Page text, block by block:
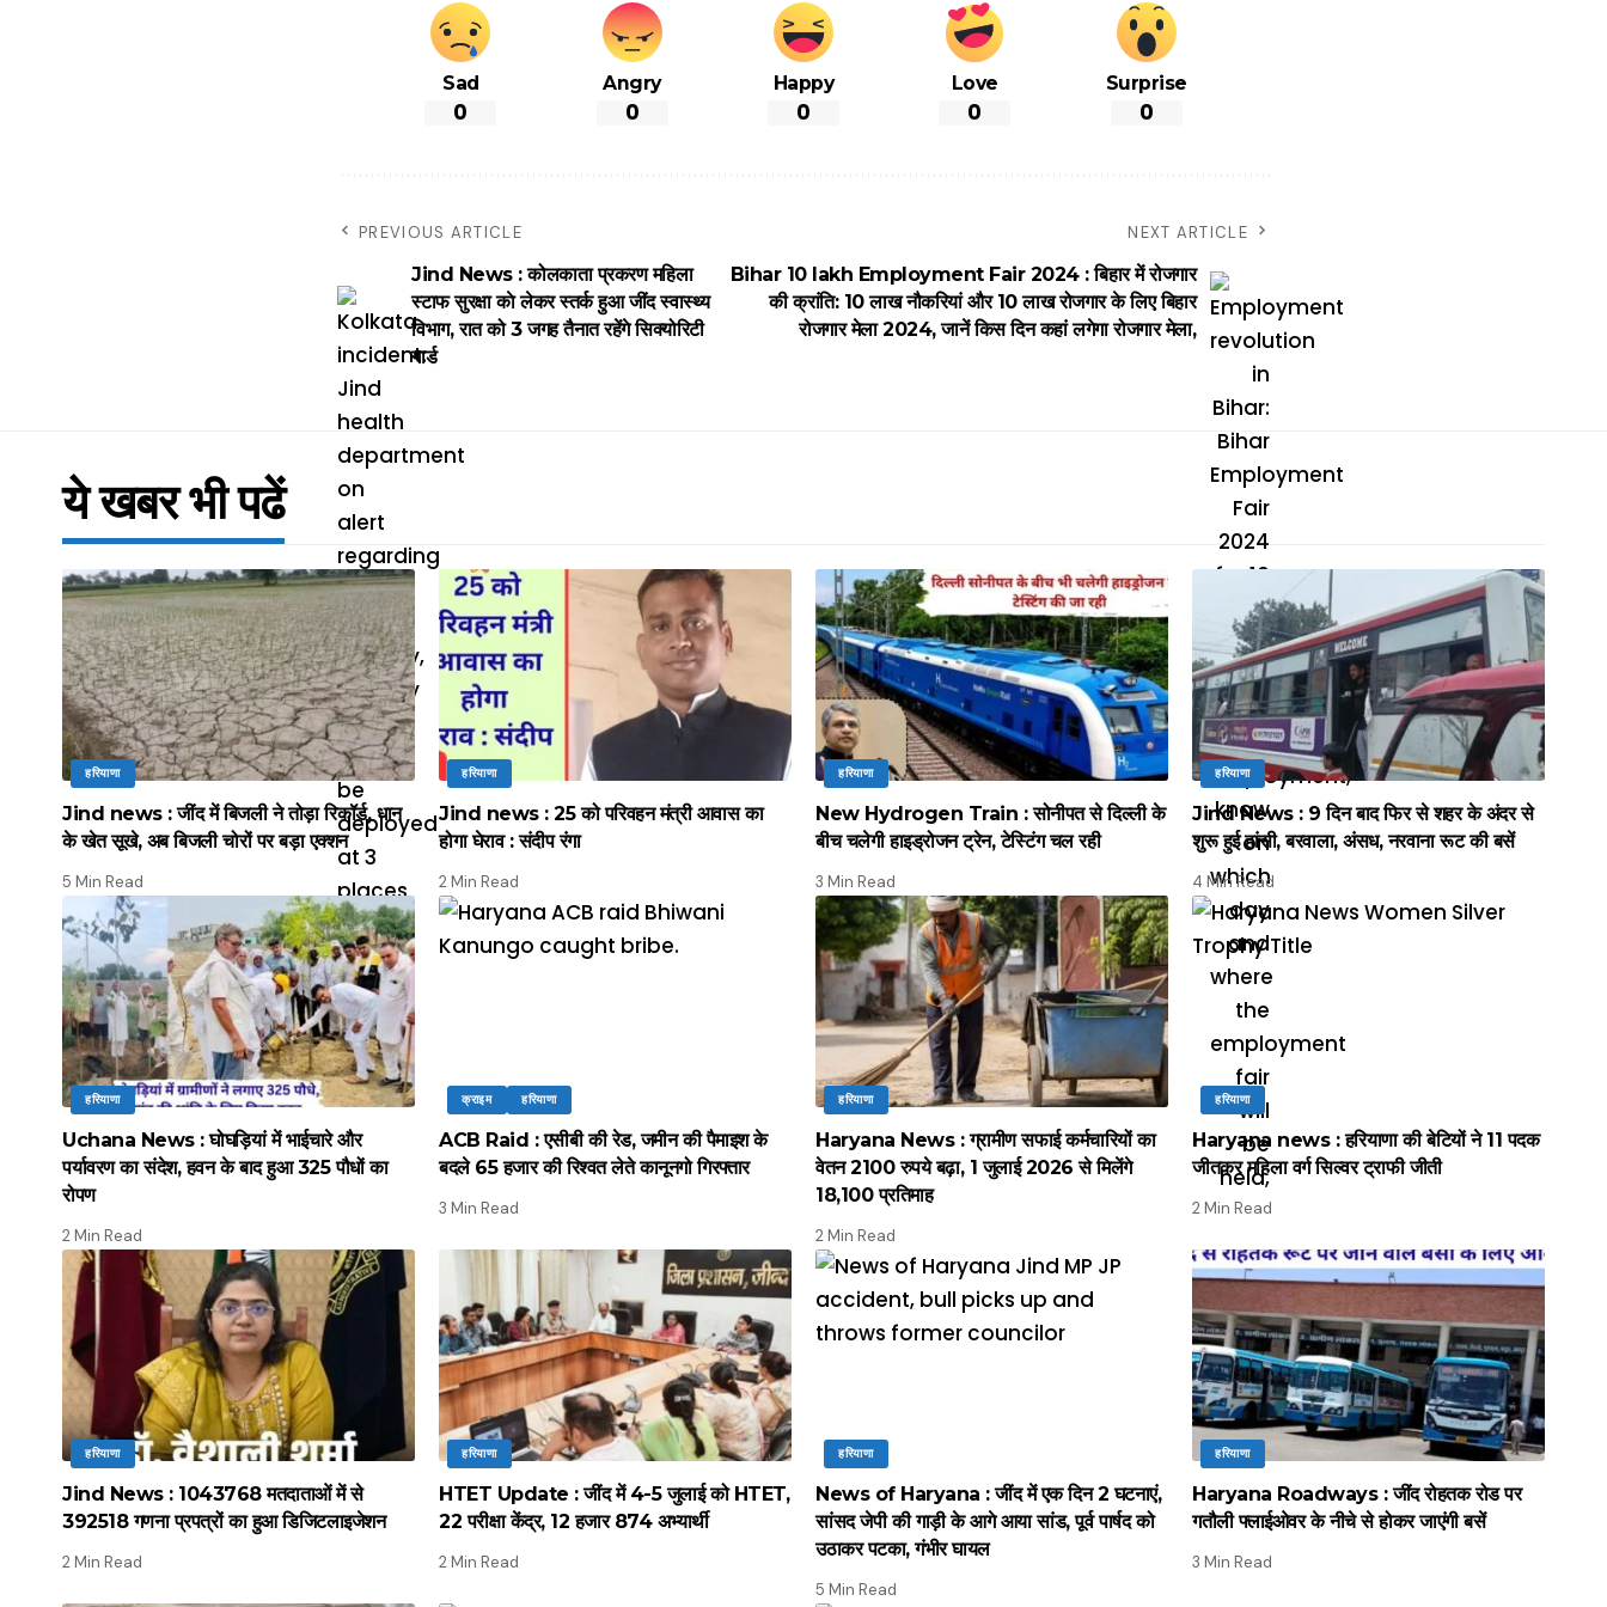
Sad
0
Angry
0
Happy
0
Love
0
Surprise
0
PREVIOUS ARTICLE
Jind News : कोलकाता प्रकरण महिला
स्टाफ सुरक्षा काे लेकर स्तर्क हुआ जींद स्वास्थ्य
विभाग, रात को 3 जगह तैनात रहेंगे सिक्योरिटी
गार्ड
NEXT ARTICLE
Bihar 10 lakh Employment Fair 2024 : बिहार में रोजगार
की क्रांति: 10 लाख नौकरियां और 10 लाख रोजगार के लिए बिहार
रोजगार मेला 2024, जानें किस दिन कहां लगेगा रोजगार मेला,
ये खबर भी पढें
हरियाणा
Jind news : जींद में बिजली ने तोड़ा रिकॉर्ड, धान
के खेत सूखे, अब बिजली चोरों पर बड़ा एक्शन
5 Min Read
हरियाणा
Jind news : 25 को परिवहन मंत्री आवास का
होगा घेराव : संदीप रंगा
2 Min Read
हरियाणा
New Hydrogen Train : सोनीपत से दिल्ली के
बीच चलेगी हाइड्रोजन ट्रेन, टेस्टिंग चल रही
3 Min Read
हरियाणा
Jind News : 9 दिन बाद फिर से शहर के अंदर से
शुरू हुई हांसी, बरवाला, अंसध, नरवाना रूट की बसें
4 Min Read
हरियाणा
Uchana News : घोघड़ियां में भाईचारे और
पर्यावरण का संदेश, हवन के बाद हुआ 325 पौधों का
रोपण
2 Min Read
क्राइम हरियाणा
ACB Raid : एसीबी की रेड, जमीन की पैमाइश के
बदले 65 हजार की रिश्वत लेते कानूनगो गिरफ्तार
3 Min Read
हरियाणा
Haryana News : ग्रामीण सफाई कर्मचारियों का
वेतन 2100 रुपये बढ़ा, 1 जुलाई 2026 से मिलेंगे
18,100 प्रतिमाह
2 Min Read
हरियाणा
Haryana news : हरियाणा की बेटियों ने 11 पदक
जीतकर महिला वर्ग सिल्वर ट्राफी जीती
2 Min Read
हरियाणा
Jind News : 1043768 मतदाताओं में से
392518 गणना प्रपत्रों का हुआ डिजिटलाइजेशन
2 Min Read
हरियाणा
HTET Update : जींद में 4-5 जुलाई को HTET,
22 परीक्षा केंद्र, 12 हजार 874 अभ्यार्थी
2 Min Read
हरियाणा
News of Haryana : जींद में एक दिन 2 घटनाएं,
सांसद जेपी की गाड़ी के आगे आया सांड, पूर्व पार्षद को
उठाकर पटका, गंभीर घायल
5 Min Read
हरियाणा
Haryana Roadways : जींद रोहतक रोड पर
गतौली फ्लाईओवर के नीचे से होकर जाएंगी बसें
3 Min Read